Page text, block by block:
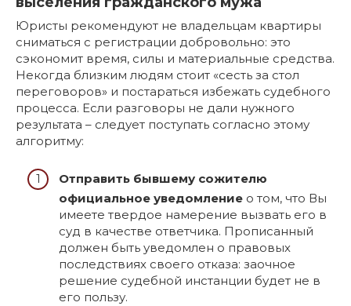
Юристы рекомендуют не владельцам квартиры
сниматься с регистрации добровольно: это
сэкономит время, силы и материальные средства.
Некогда близким людям стоит «сесть за стол
переговоров» и постараться избежать судебного
процесса. Если разговоры не дали нужного
результата – следует поступать согласно этому
алгоритму:
Отправить бывшему сожителю
официальное уведомление о том, что Вы
имеете твердое намерение вызвать его в
суд в качестве ответчика. Прописанный
должен быть уведомлен о правовых
последствиях своего отказа: заочное
решение судебной инстанции будет не в
его пользу.